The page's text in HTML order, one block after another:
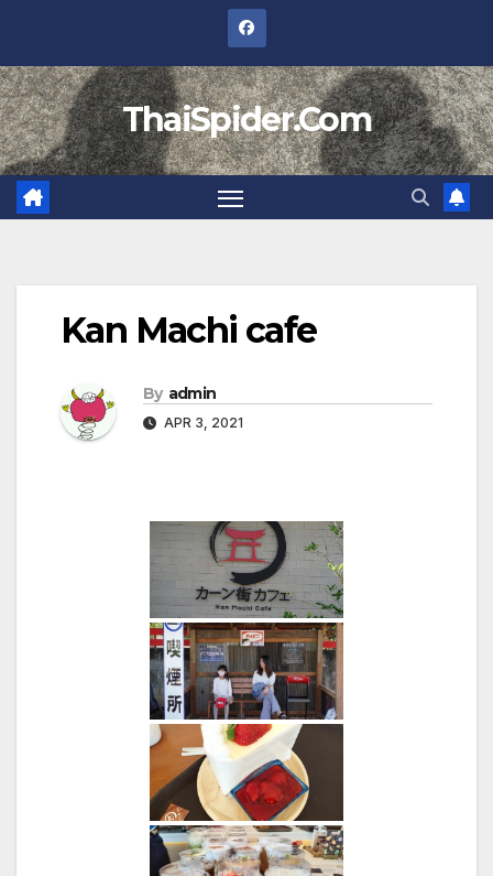
content
ThaiSpider.Com
Kan Machi cafe
By admin
APR 3, 2021